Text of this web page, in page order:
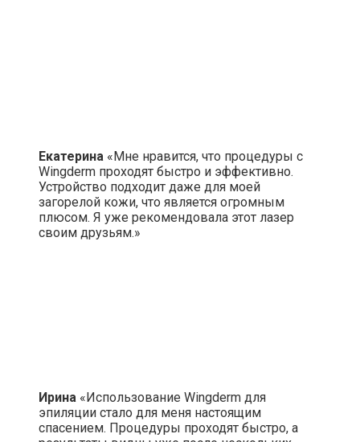
Екатерина «Мне нравится, что процедуры с
Wingderm проходят быстро и эффективно.
Устройство подходит даже для моей
загорелой кожи, что является огромным
плюсом. Я уже рекомендовала этот лазер
своим друзьям.»
Ирина «Использование Wingderm для
эпиляции стало для меня настоящим
спасением. Процедуры проходят быстро, а